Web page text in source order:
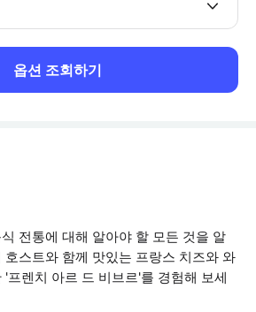
옵션 조회하기
전통에 대해 알아야 할 모든 것을 알
호스트와 함께 맛있는 프랑스 치즈와 와
'프렌치 아르 드 비브르'를 경험해 보세